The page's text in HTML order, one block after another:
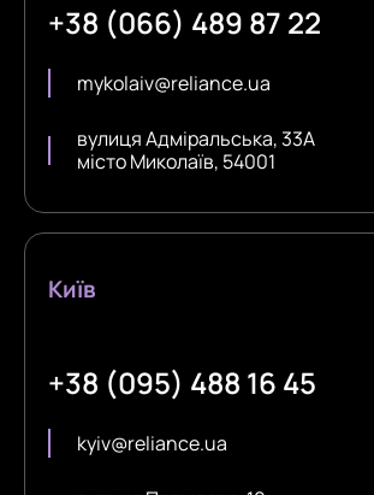
+38 (066) 489 87 22
mykolaiv@reliance.ua
вулиця Адміральська, 33А
місто Миколаїв, 54001
Київ
+38 (095) 488 16 45
kyiv@reliance.ua